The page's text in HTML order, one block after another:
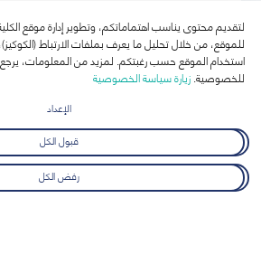
نيوزيلندا لدراسات سوق العمل (معهد أبحاث العمل في
لتقديم محتوى يناسب اهتماماتكم، وتطوير إدارة موقع
للموقع، من خلال تحليل ما يعرف بملفات الارتباط
استخدام الموقع حسب رغبتكم. لمزيد من المعلومات، يرجع
للخصوصية.زيارة سياسة الخصوصية
الإعداد
قبول الكل
رفض الكل